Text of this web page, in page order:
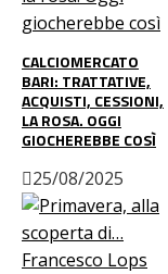
CALCIOMERCATO
BARI: TRATTATIVE,
ACQUISTI, CESSIONI,
LA ROSA. OGGI
GIOCHEREBBE COSÌ
25/08/2025